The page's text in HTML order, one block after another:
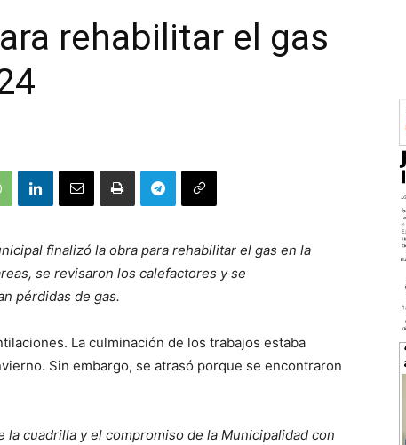
rehabilitar el gas
finalizó la obra para rehabilitar el gas en la
se revisaron los calefactores y se
pérdidas de gas.
La culminación de los trabajos estaba
Sin embargo, se atrasó porque se encontraron
la cuadrilla y el compromiso de la Municipalidad con